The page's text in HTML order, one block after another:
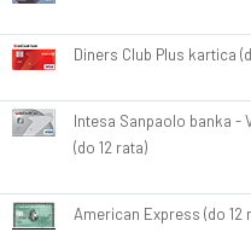
Diners Club Plus kartica
Intesa Sanpaolo banka -
(do 12 rata)
American Express (do 12